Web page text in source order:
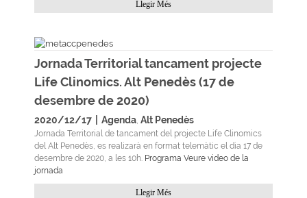
Llegir Més
Jornada Territorial tancament projecte
Life Clinomics. Alt Penedès (17 de
desembre de 2020)
2020/12/17 Agenda, Alt Penedès
Jornada Territorial de tancament del projecte Life Clinomics
del Alt Penedès, es realizarà en format telemàtic el dia 17 de
desembre de 2020, a les 10h. Programa Veure video de la
jornada
Llegir Més